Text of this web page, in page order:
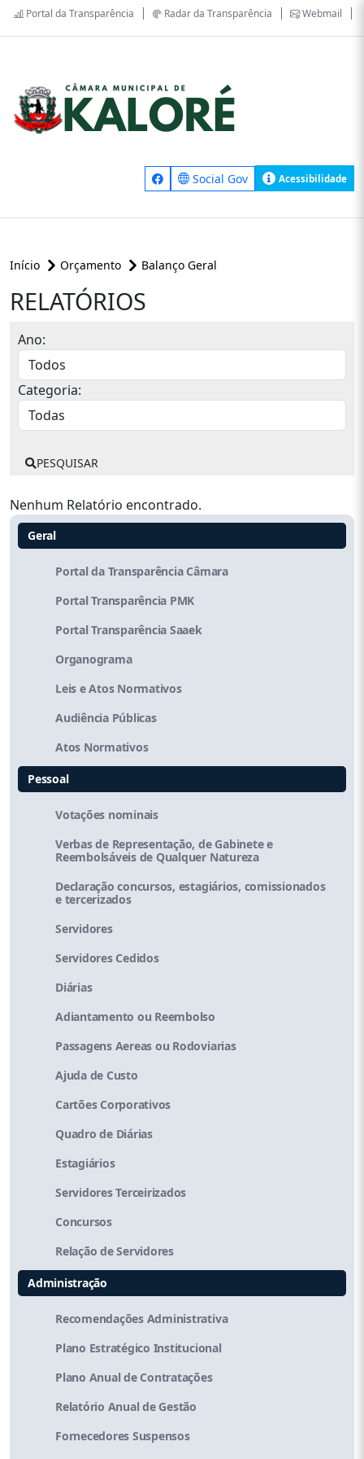
Portal da Transparência Radar da Transparência Webmail
Social Gov Acessibilidade
Início Orçamento Balanço Geral
RELATÓRIOS
Ano:
Categoria:
PESQUISAR
Nenhum Relatório encontrado.
Geral
Portal da Transparência Câmara
Portal Transparência PMK
Portal Transparência Saaek
Organograma
Leis e Atos Normativos
Audiência Públicas
Atos Normativos
Pessoal
Votações nominais
Verbas de Representação, de Gabinete e
Reembolsáveis de Qualquer Natureza
Declaração concursos, estagiários, comissionados
e tercerizados
Servidores
Servidores Cedidos
Diárias
Adiantamento ou Reembolso
Passagens Aereas ou Rodoviarias
Ajuda de Custo
Cartões Corporativos
Quadro de Diárias
Estagiários
Servidores Terceirizados
Concursos
Relação de Servidores
Administração
Recomendações Administrativa
Plano Estratégico Institucional
Plano Anual de Contratações
Relatório Anual de Gestão
Fornecedores Suspensos